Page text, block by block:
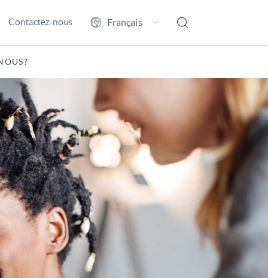
Contactez-nous